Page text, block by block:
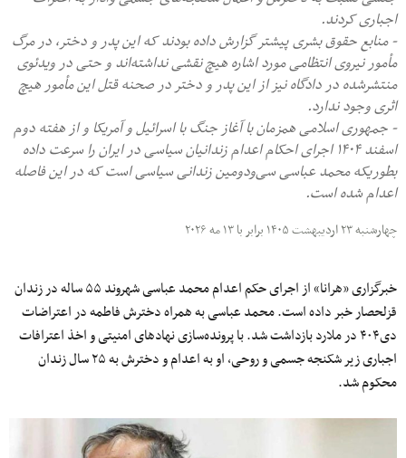
اجباری کردند.
- منابع حقوق بشری پیشتر گزارش داده بودند که این پدر و دختر، در مرگ
مأمور نیروی انتظامی مورد اشاره هیچ نقشی نداشته‌اند و حتی در ویدئوی
منتشرشده در دادگاه نیز از این پدر و دختر در صحنه قتل این مأمور هیچ
اثری وجود ندارد.
- جمهوری اسلامی همزمان با آغاز جنگ با اسرائیل و آمریکا و از هفته دوم
اسفند ۱۴۰۴ اجرای احکام اعدام زندانیان سیاسی در ایران را سرعت داده
بطوریکه محمد عباسی سی‌ودومین زندانی سیاسی است که در این فاصله
اعدام شده است.
چهارشنبه ۲۳ اردیبهشت ۱۴۰۵ برابر با ۱۳ مه ۲۰۲۶
خبرگزاری «هرانا» از اجرای حکم اعدام محمد عباسی شهروند ۵۵ ساله در زندان
قزلحصار خبر داده است. محمد عباسی به همراه دخترش فاطمه در اعتراضات
دی۴۰۴ در ملارد بازداشت شد. با پرونده‌سازی نهادهای امنیتی و اخذ اعترافات
اجباری زیر شکنجه جسمی و روحی، او به اعدام و دخترش به ۲۵ سال زندان
محکوم شد.